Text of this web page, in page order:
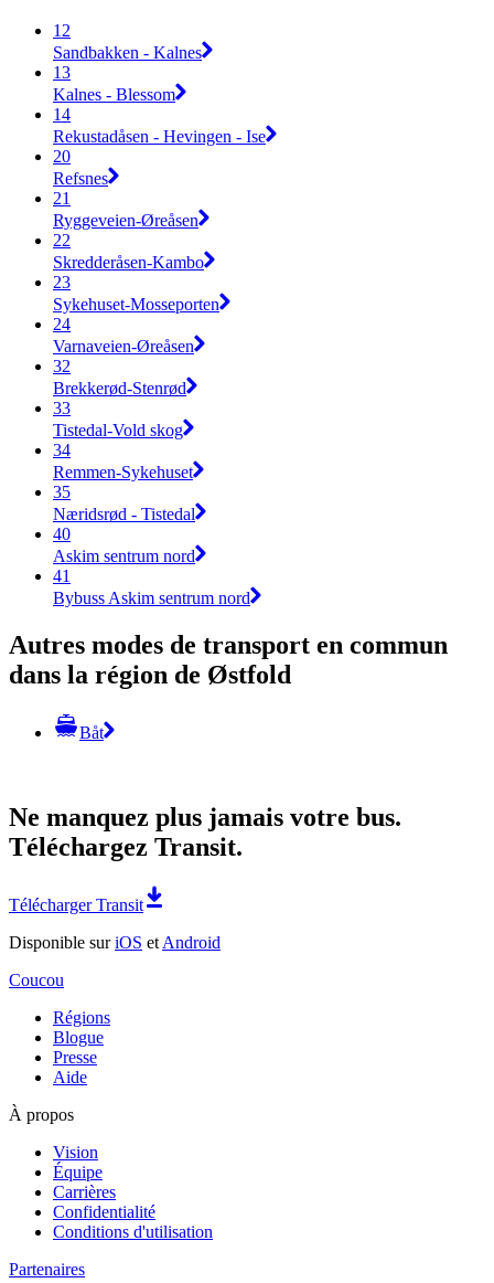
12
Sandbakken - Kalnes
13
Kalnes - Blessom
14
Rekustadåsen - Hevingen - Ise
20
Refsnes
21
Ryggeveien-Øreåsen
22
Skredderåsen-Kambo
23
Sykehuset-Mosseporten
24
Varnaveien-Øreåsen
32
Brekkerød-Stenrød
33
Tistedal-Vold skog
34
Remmen-Sykehuset
35
Næridsrød - Tistedal
40
Askim sentrum nord
41
Bybuss Askim sentrum nord
Autres modes de transport en commun
dans la région de Østfold
Båt
Ne manquez plus jamais votre bus.
Téléchargez Transit.
Télécharger Transit
Disponible suriOS et Android
Coucou
Régions
Blogue
Presse
Aide
À propos
Vision
Équipe
Carrières
Confidentialité
Conditions d'utilisation
Partenaires